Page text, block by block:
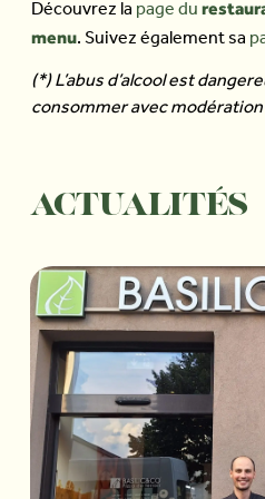
Découvrez la page du
menu. Suivez également sa
(*) L’abus d’alcool est
consommer avec modération
ACTUALITÉS